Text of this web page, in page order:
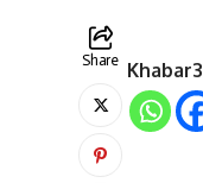
Share